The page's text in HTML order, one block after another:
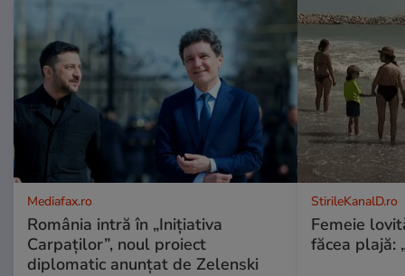
Mediafax.ro
România intră în „Inițiativa
Carpaților”, noul proiect
diplomatic anunțat de Zelenski
StirileKanalD.ro
Femeie
făcea plajă: